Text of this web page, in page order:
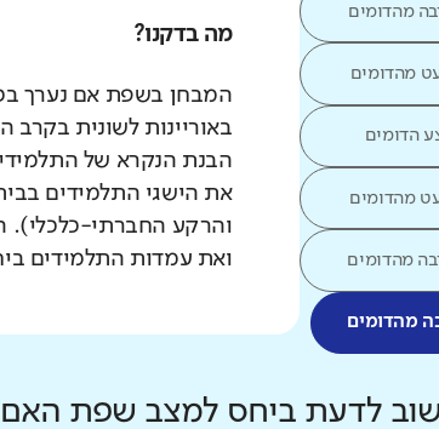
מהדומים
מהדומים
הדומים
מהדומים
מהדומים
מהדומים
מה בדקנו?
המבחן בשפת אם נערך
באוריינות לשונית
הבנת הנקרא של
את הישגי התלמידים
והרקע החברתי-כלכלי).
ואת עמדות התלמידים
לדעת ביחס למצב שפת